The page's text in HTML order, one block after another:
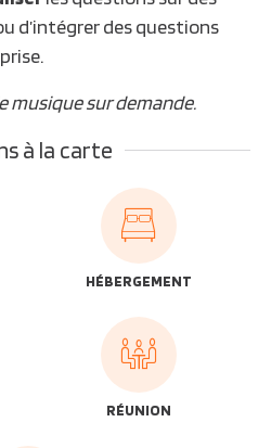
d’intégrer des questions
musique sur demande.
à la carte
HÉBERGEMENT
RÉUNION